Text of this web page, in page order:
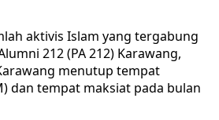
aktivis Islam yang tergabung
212 (PA 212) Karawang,
menutup tempat
dan tempat maksiat pada bulan